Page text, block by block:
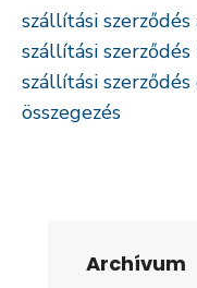
szállítási szerződés
szállítási szerződés
szállítási szerződés
összegezés
Archívum